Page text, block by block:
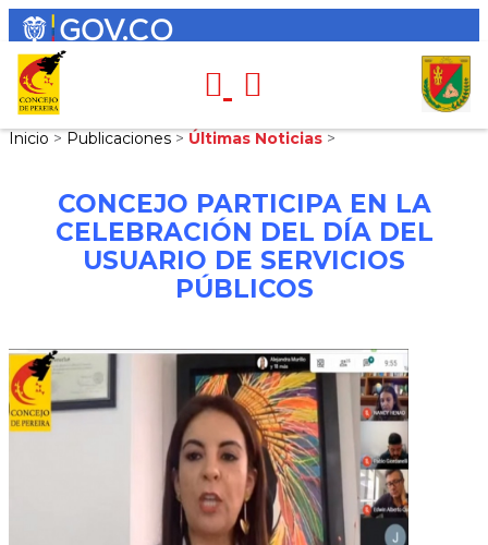
Inicio > Publicaciones > Últimas Noticias >
CONCEJO PARTICIPA EN LA
CELEBRACIÓN DEL DÍA DEL
USUARIO DE SERVICIOS
PÚBLICOS